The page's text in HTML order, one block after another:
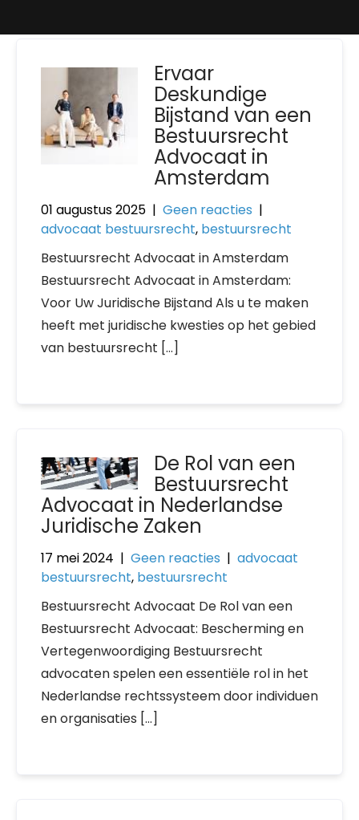
Ervaar
Deskundige
Bijstand van een
Bestuursrecht
Advocaat in
Amsterdam
01 augustus 2025 | Geen reacties |
advocaat bestuursrecht, bestuursrecht
Bestuursrecht Advocaat in Amsterdam
Bestuursrecht Advocaat in Amsterdam:
Voor Uw Juridische Bijstand Als u te maken
heeft met juridische kwesties op het gebied
van bestuursrecht […]
De Rol van een
Bestuursrecht
Advocaat in Nederlandse
Juridische Zaken
17 mei 2024 | Geen reacties | advocaat
bestuursrecht, bestuursrecht
Bestuursrecht Advocaat De Rol van een
Bestuursrecht Advocaat: Bescherming en
Vertegenwoordiging Bestuursrecht
advocaten spelen een essentiële rol in het
Nederlandse rechtssysteem door individuen
en organisaties […]